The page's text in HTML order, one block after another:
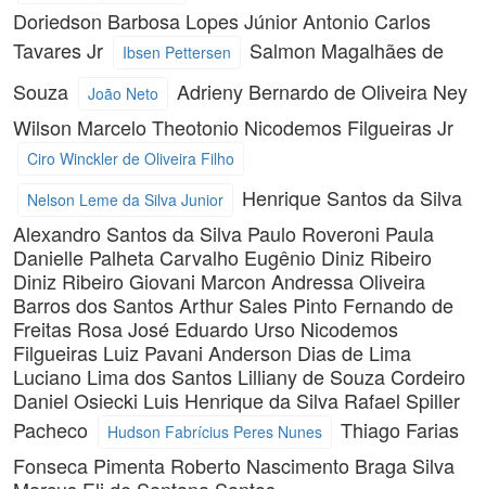
Doriedson Barbosa Lopes JúniorAntonio Carlos
Tavares Jr
Ibsen Pettersen
Salmon Magalhães de
Souza
João Neto Adrieny Bernardo de Oliveira Ney
Wilson Marcelo Theotonio Nicodemos Filgueiras Jr
Ciro Winckler de Oliveira Filho
Nelson Leme da Silva Junior
Henrique Santos da Silva
Alexandro Santos da Silva Paulo Roveroni Paula
Danielle Palheta Carvalho Eugênio Diniz Ribeiro
Diniz Ribeiro Giovani Marcon Andressa Oliveira
Barros dos SantosArthur Sales Pinto Fernando de
Freitas RosaJosé Eduardo Urso Nicodemos
Filgueiras Luiz Pavani Anderson Dias de Lima
Luciano Lima dos Santos Lilliany de Souza Cordeiro
Daniel Osiecki Luis Henrique da Silva Rafael Spiller
Pacheco
Hudson Fabrícius Peres Nunes
Thiago Farias
Fonseca Pimenta Roberto Nascimento Braga Silva